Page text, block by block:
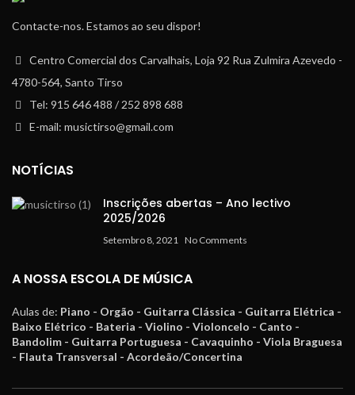
Contacte-nos. Estamos ao seu dispor!
Centro Comercial dos Carvalhais, Loja 92 Rua Zulmira Azevedo -
4780-564, Santo Tirso
Tel: 915 646 488 / 252 898 688
E-mail: musictirso@gmail.com
NOTÍCIAS
Inscrições abertas – Ano lectivo
2025/2026
Setembro 8, 2021 No Comments
A NOSSA ESCOLA DE MÚSICA
Aulas de: Piano - Orgão - Guitarra Clássica - Guitarra Elétrica -
Baixo Elétrico - Bateria - Violino - Violoncelo - Canto -
Bandolim - Guitarra Portuguesa - Cavaquinho - Viola Braguesa
- Flauta Transversal - Acordeão/Concertina